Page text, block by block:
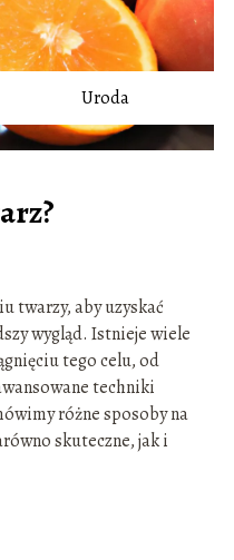
Uroda
twarzy, aby uzyskać
wygląd. Istnieje wiele
tego celu, od
techniki
różne sposoby na
skuteczne, jak i